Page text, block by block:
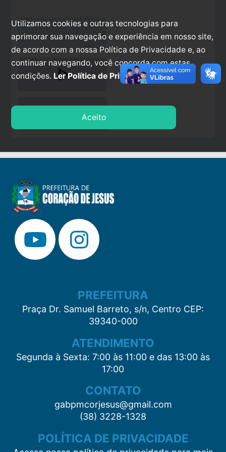
play_arrow
stop
PREFEITURA
Praça Dr. Samuel Barreto, s/n, Centro CEP:
39340-000
ATENDIMENTO
Segunda à Sexta: 7:00 às 11:00 e das 13:00 às
17:00
CONTATO
gabpmcorjesus@gmail.com
(38) 3228-1328
POLÍTICA DE PRIVACIDADE
Utilizamos cookies e outras tecnologias para
aprimorar sua navegação e experiência em nosso site,
de acordo com a nossa Política de Privacidade e, ao
continuar navegando, você concorda com estas
condições. Ler Política de Privacidade.
Aceito